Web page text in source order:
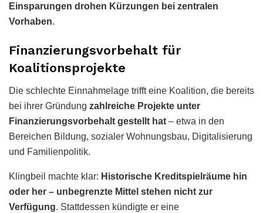
Einsparungen drohen Kürzungen bei zentralen
Vorhaben.
Finanzierungsvorbehalt für
Koalitionsprojekte
Die schlechte Einnahmelage trifft eine Koalition, die bereits
bei ihrer Gründung zahlreiche Projekte unter
Finanzierungsvorbehalt gestellt hat – etwa in den
Bereichen Bildung, sozialer Wohnungsbau, Digitalisierung
und Familienpolitik.
Klingbeil machte klar: Historische Kreditspielräume hin
oder her – unbegrenzte Mittel stehen nicht zur
Verfügung. Stattdessen kündigte er eine